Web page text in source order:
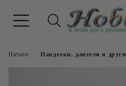
Начало Панделки, дантели и други